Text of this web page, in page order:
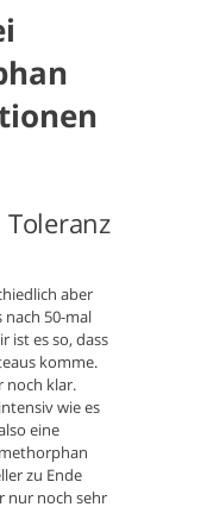
aber
50-mal
ist es so, dass
komme.
noch klar.
wie es
eine
zu Ende
nur noch sehr